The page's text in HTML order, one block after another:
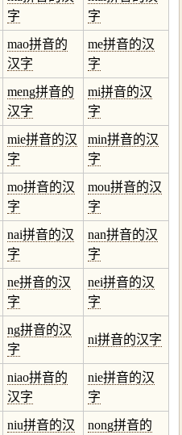
字
字
mao拼音的
汉字
me拼音的汉
字
meng拼音的
汉字
mi拼音的汉
字
mie拼音的汉
字
min拼音的汉
字
mo拼音的汉
字
mou拼音的汉
字
nai拼音的汉
字
nan拼音的汉
字
ne拼音的汉
字
nei拼音的汉
字
ng拼音的汉
字
ni拼音的汉字
niao拼音的
汉字
nie拼音的汉
字
niu拼音的汉 nong拼音的